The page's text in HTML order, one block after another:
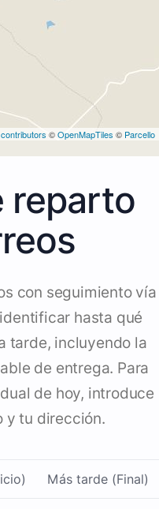
©OpenMapTiles © Parcello
reparto
con seguimiento vía
hasta qué
tarde, incluyendo la
de entrega. Para
de hoy, introduce
y tu dirección.
Más tarde (Final)